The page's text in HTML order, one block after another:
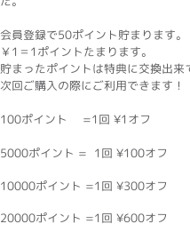
会員登録で50ポイント貯まります。
￥1＝1ポイントたまります。
貯まったポイントは特典に交換出来
次回ご購入の際にご利用できます！
100ポイント 　=1回 ¥1オフ
5000ポイント =  1回 ¥100オフ
10000ポイント =1回 ¥300オフ
20000ポイント =1回 ¥600オフ